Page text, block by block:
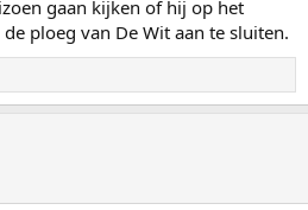
gaan kijken of hij op het
ploeg van De Wit aan te sluiten.